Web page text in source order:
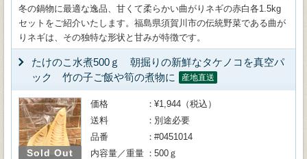
冬の鍋物に最適な逸品、甘くて柔らかい曲がりネギの赤白各1.5kg
セットをご紹介いたします。福島県須賀川市の伝統野菜である曲が
りネギは、その独特な形状と甘みが特徴です。
たけのこ水煮500ｇ 朝掘りの新鮮なタケノコを真空パ
ック 竹の子ご飯や筍の煮物に
産地直送
Sold Out
価格
¥1,944（税込）
送料
別途必要
品番
#0451014
内容量／重量
500ｇ